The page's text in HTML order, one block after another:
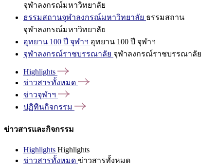
จุฬาลงกรณ์มหาวิทยาลัย
ธรรมสถานจุฬาลงกรณ์มหาวิทยาลัย ธรรมสถาน
จุฬาลงกรณ์มหาวิทยาลัย
อุทยาน 100 ปี จุฬาฯ อุทยาน 100 ปี จุฬาฯ
จุฬาลงกรณ์ราชบรรณาลัย จุฬาลงกรณ์ราชบรรณาลัย
Highlights
ข่าวสารทั้งหมด
ข่าวจุฬาฯ
ปฏิทินกิจกรรม
ข่าวสารและกิจกรรม
Highlights Highlights
ข่าวสารทั้งหมด ข่าวสารทั้งหมด